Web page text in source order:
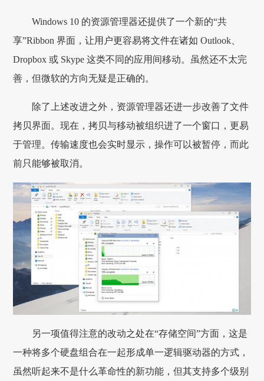
Windows 10 的资源管理器还提供了一个新的“共
享”Ribbon 界面，让用户更容易将文件在诸如 Outlook、
Dropbox 或 Skype 这类不同的应用间移动。虽然还不太完
善，但微软的方向无疑是正确的。
除了上述改进之外，资源管理器还进一步改善了文件
拷贝界面。现在，拷贝与移动被组织进了一个窗口，更易
于管理。传输速度也会实时显示，操作可以被暂停，而此
前只能够被取消。
另一项值得注意的改动之处在“存储空间”方面，这是
一种将多个硬盘组合在一起形成单一逻辑驱动器的方式，
虽然听起来不是什么革命性的新功能，但其支持多个级别